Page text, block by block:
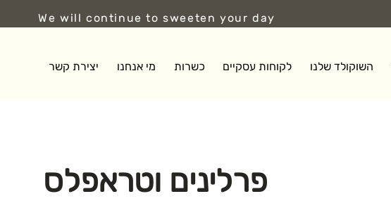
We will continue to sweeten your day
השוקולד שלנו לקוחות עסקיים כשרות מי אנחנו יצירת קשר
פרלינים וטראפלס